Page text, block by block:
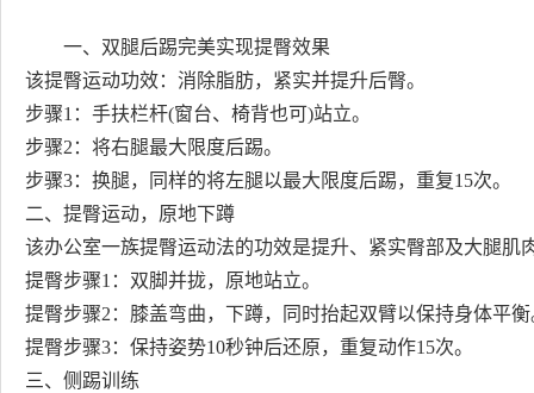
一、双腿后踢完美实现提臀效果
该提臀运动功效：消除脂肪，紧实并提升后臀。
步骤1：手扶栏杆(窗台、椅背也可)站立。
步骤2：将右腿最大限度后踢。
步骤3：换腿，同样的将左腿以最大限度后踢，重复15次。
二、提臀运动，原地下蹲
该办公室一族提臀运动法的功效是提升、紧实臀部及大腿肌
提臀步骤1：双脚并拢，原地站立。
提臀步骤2：膝盖弯曲，下蹲，同时抬起双臂以保持身体平衡
提臀步骤3：保持姿势10秒钟后还原，重复动作15次。
三、侧踢训练